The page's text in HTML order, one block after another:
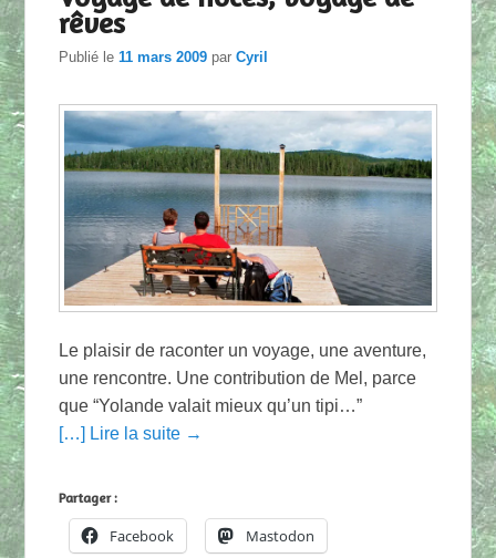
rêves
Publié le11 mars 2009 parCyril
Le plaisir de raconter un voyage, une aventure,
une rencontre. Une contribution de Mel, parce
que “Yolande valait mieux qu’un tipi…”
[…] Lire la suite →
Partager :
Facebook Mastodon